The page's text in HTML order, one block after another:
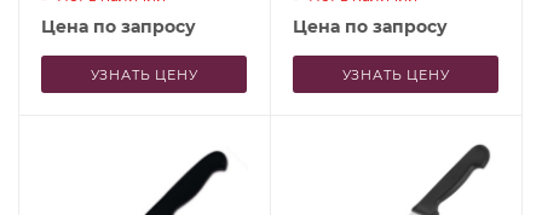
Цена по запросу
УЗНАТЬ ЦЕНУ
Цена по запросу
УЗНАТЬ ЦЕНУ